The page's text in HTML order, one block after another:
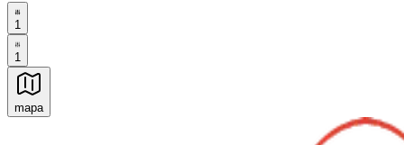
1
1
mapa
Experiencias culinarias inolvidables: Experiencias